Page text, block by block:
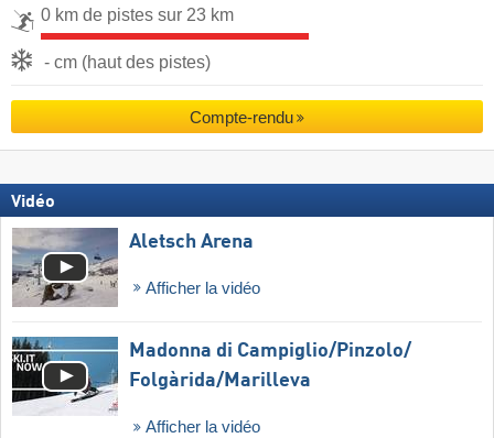
0 km de pistes sur 23 km
- cm (haut des pistes)
Compte-rendu
Vidéo
Aletsch Arena
Afficher la vidéo
Madonna di Campiglio/​Pinzolo/​
Folgàrida/​Marilleva
Afficher la vidéo